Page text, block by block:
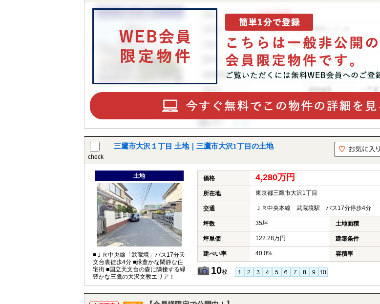
check
三鷹市大沢１丁目 土地｜三鷹市大沢1丁目の土地
土地
■ＪＲ中央線「武蔵境」バス17分天
文台裏徒歩4分 ■緑豊かな閑静な住
宅街 ■国立天文台の森に隣接する緑
豊かな三鷹の大沢文教エリア！
価格 4,280万円
所在地 東京都三鷹市大沢1丁目
交通 ＪＲ中央本線 武蔵境駅 バス17分停歩4分
坪数 35坪 土地面積
坪単価 122.28万円 建築条件
建ぺい率 40.0% 容積率
10枚